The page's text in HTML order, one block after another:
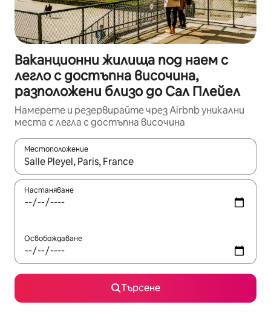
Ваканционни жилища под наем с
легло с достъпна височина,
разположени близо до Сал Плейел
Намерете и резервирайте чрез Airbnb уникални
места с легла с достъпна височина
Местоположение
Когато резултатите се покажат, използвайте
Настаняване
Освобождаване
Търсене